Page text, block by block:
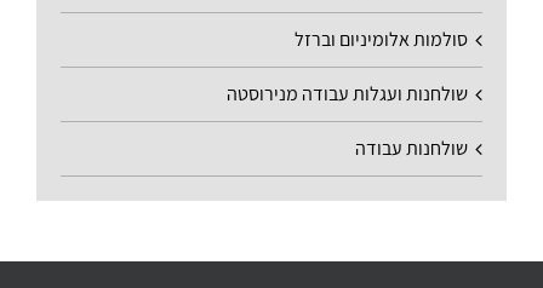
סולמות אלומיניום וברזל
שולחנות ועגלות עבודה מנירוסטה
שולחנות עבודה